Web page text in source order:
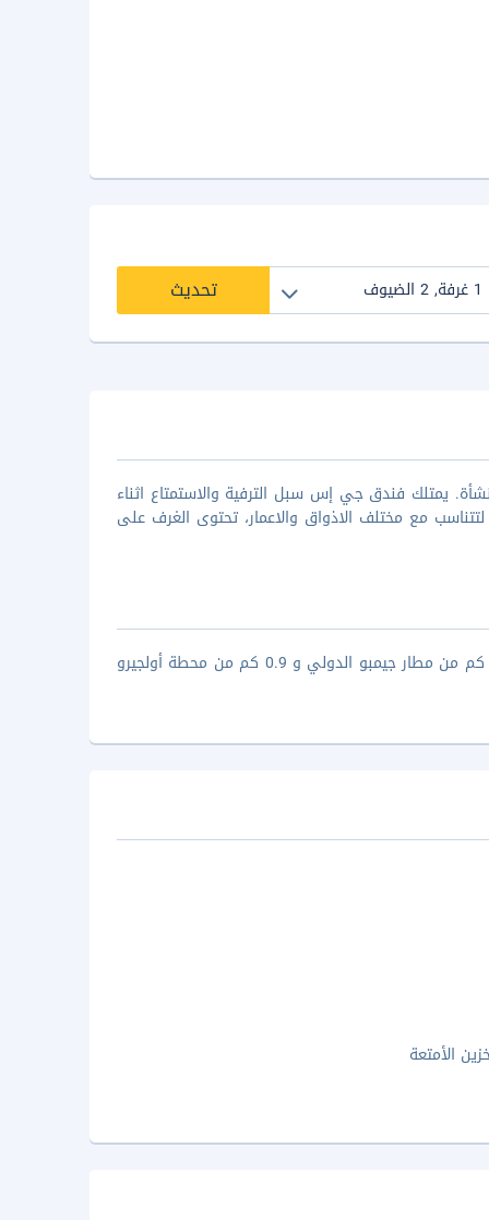
تحديث
يمتلك فندق جي إس سبل الترفية والاستمتاع اثناء
مع مختلف الاذواق والاعمار، تحتوى الغرف على
يقع فندق جي إس فى قلب وسط مدينة سيول حيث انه يبعد مسافة حوالى 17 كم من مطار جيمبو الدولي و 0.9 كم من محطة أولجيرو
الأمتعة